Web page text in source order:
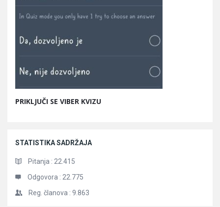
PRIKLJUČI SE VIBER KVIZU
STATISTIKA SADRŽAJA
Pitanja : 22.415
Odgovora : 22.775
Reg. članova : 9.863